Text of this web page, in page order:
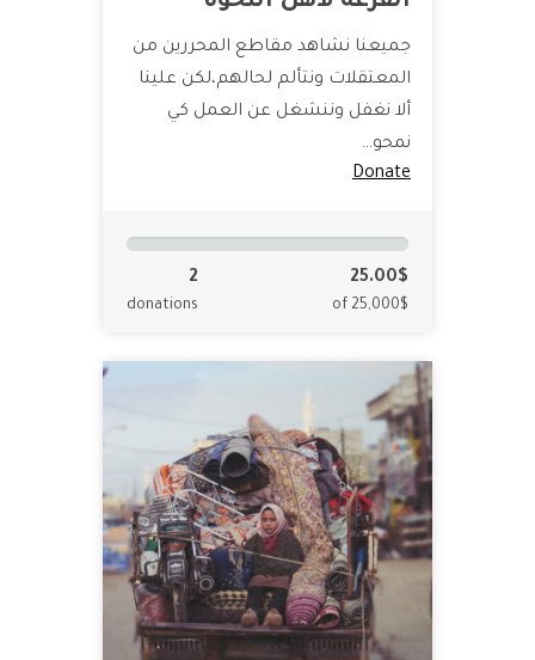
جميعنا نشاهد مقاطع المحررين من
المعتقلات ونتألم لحالهم،لكن علينا
ألا نغفل وننشغل عن العمل كي
نمحو…
Donate
25.00$
of 25,000$
2
donations